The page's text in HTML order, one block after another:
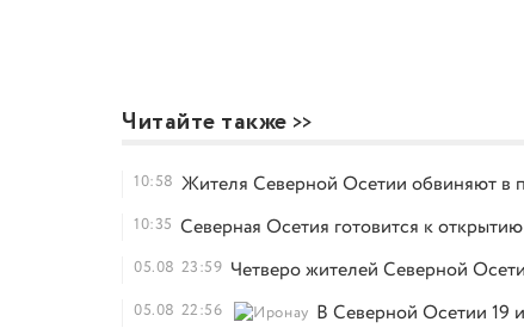
Читайте также
10:58 Жителя Северной Осетии обвиняют в
10:35 Северная Осетия готовится к
05.08 23:59 Четверо жителей Северной
05.08 22:56 В Северной Осетии 19